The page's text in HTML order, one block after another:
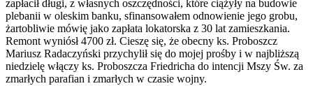
zapłacił długi, z własnych oszczędności, które ciążyły na budowie
plebanii w oleskim banku, sfinansowałem odnowienie jego grobu,
żartobliwie mówię jako zapłata lokatorska z 30 lat zamieszkania.
Remont wyniósł 4700 zł. Cieszę się, że obecny ks. Proboszcz
Mariusz Radaczyński przychylił się do mojej prośby i w najbliższą
niedzielę włączy ks. Proboszcza Friedricha do intencji Mszy Św. za
zmarłych parafian i zmarłych w czasie wojny.